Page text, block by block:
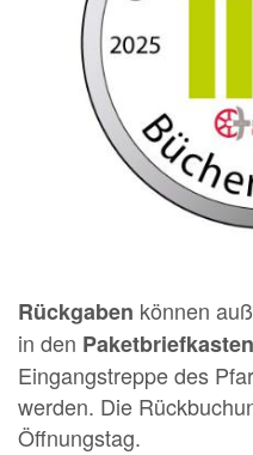
Rückgaben können
in den Paketbriefkasten
Eingangstreppe des
werden. Die
Öffnungstag.